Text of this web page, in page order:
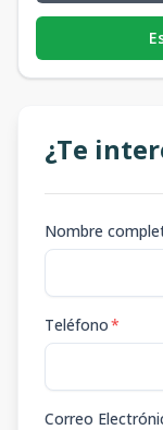
¿Te
Nombre
Teléfono*
Correo